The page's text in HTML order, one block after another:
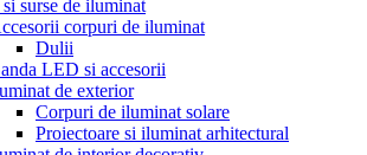
surse de iluminat
corpuri de iluminat
Dulii
LED si accesorii
de exterior
Corpuri de iluminat solare
Proiectoare si iluminat arhitectural